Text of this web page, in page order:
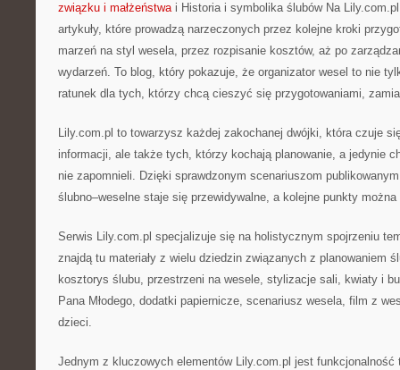
związku i małżeństwai Historia i symbolika ślubów Na
artykuły, które prowadzą narzeczonych przez kolejne kroki
marzeń na styl wesela, przez rozpisanie kosztów, aż po
wydarzeń. To blog, który pokazuje, że organizator wesel to nie
ratunek dla tych, którzy chcą cieszyć się przygotowaniami,
Lily.com.pl to towarzysz każdej zakochanej dwójki, która czuje
informacji, ale także tych, którzy kochają planowanie, a jedynie
nie zapomnieli. Dzięki sprawdzonym scenariuszom
ślubno–weselne staje się przewidywalne, a kolejne punkty
Serwis Lily.com.pl specjalizuje się na holistycznym spojrzeniu
znajdą tu materiały z wielu dziedzin związanych z planowaniem
kosztorys ślubu, przestrzeni na wesele, stylizacje sali, kwiaty i
Pana Młodego, dodatki papiernicze, scenariusz wesela, film z
dzieci.
Jednym z kluczowych elementów Lily.com.pl jest funkcjonalność